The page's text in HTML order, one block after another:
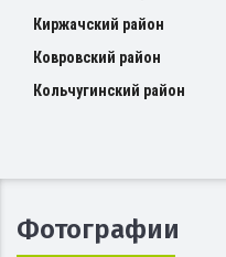
Киржачский район
Ковровский район
Кольчугинский район
Фотографии